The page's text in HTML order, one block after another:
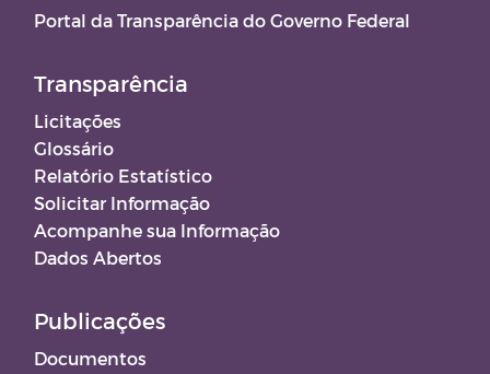
Portal da Transparência do Governo Federal
Transparência
Licitações
Glossário
Relatório Estatístico
Solicitar Informação
Acompanhe sua Informação
Dados Abertos
Publicações
Documentos